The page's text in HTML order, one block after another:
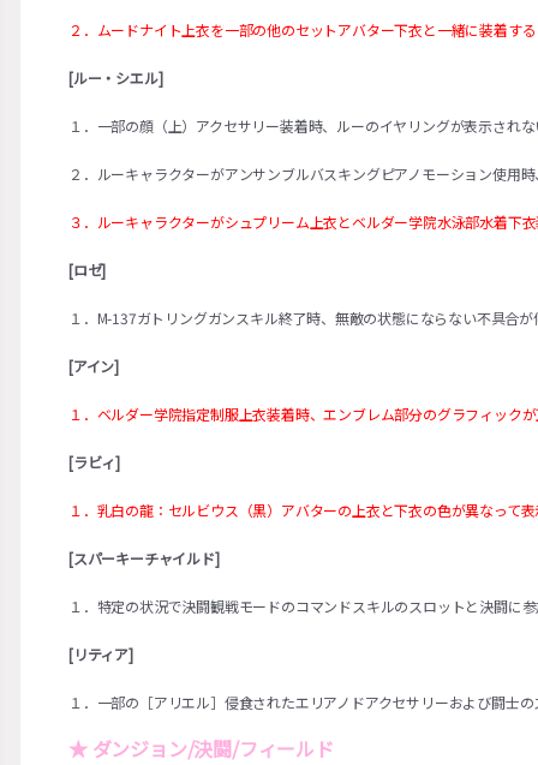
２．ムードナイト上衣を一部の他のセットアバター下衣と一緒に装着す
[ルー・シエル]
１．一部の顔（上）アクセサリー装着時、ルーのイヤリングが表示され
２．ルーキャラクターがアンサンブルバスキングピアノモーション使用
３．ルーキャラクターがシュプリーム上衣とベルダー学院水泳部水着下
[ロゼ]
１．M-137ガトリングガンスキル終了時、無敵の状態にならない不具合
[アイン]
１．ベルダー学院指定制服上衣装着時、エンブレム部分のグラフィック
[ラビィ]
１．乳白の龍：セルビウス（黒）アバターの上衣と下衣の色が異なって
[スパーキーチャイルド]
１．特定の状況で決闘観戦モードのコマンドスキルのスロットと決闘に
[リティア]
１．一部の［アリエル］侵食されたエリアノドアクセサリーおよび闘士
★ ダンジョン/決闘/フィールド